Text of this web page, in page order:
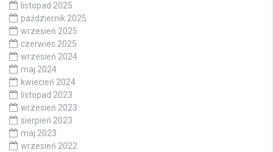
listopad 2025
październik 2025
wrzesień 2025
czerwiec 2025
wrzesień 2024
maj 2024
kwiecień 2024
listopad 2023
wrzesień 2023
sierpień 2023
maj 2023
wrzesień 2022